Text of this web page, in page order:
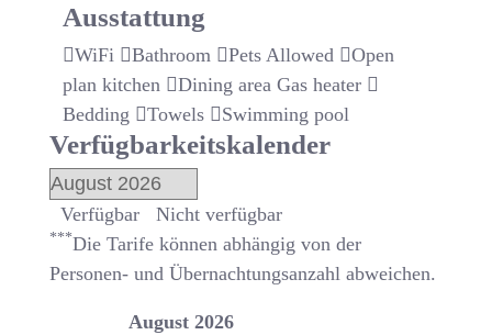
Ausstattung
WiFi Bathroom Pets Allowed
Open
plan kitchen
Dining area Gas heater
Bedding
Towels Swimming pool
Verfügbarkeitskalender
Verfügbar Nicht verfügbar
***Die Tarife können abhängig von der
Personen- und Übernachtungsanzahl abweichen.
August 2026